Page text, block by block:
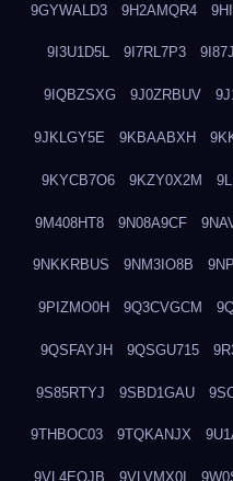
9GYWALD3 9H2AMQR4
9I3U1D5L 9I7RL7P3
9IQBZSXG 9J0ZRBUV
9JKLGY5E 9KBAABXH
9KYCB7O6 9KZY0X2M
9M408HT8 9N08A9CF
9NKKRBUS 9NM3IO8B
9PIZMO0H 9Q3CVGCM
9QSFAYJH 9QSGU715
9S85RTYJ 9SBD1GAU
9THBOC03 9TQKANJX
9VL4EOJB 9VLVMX0I